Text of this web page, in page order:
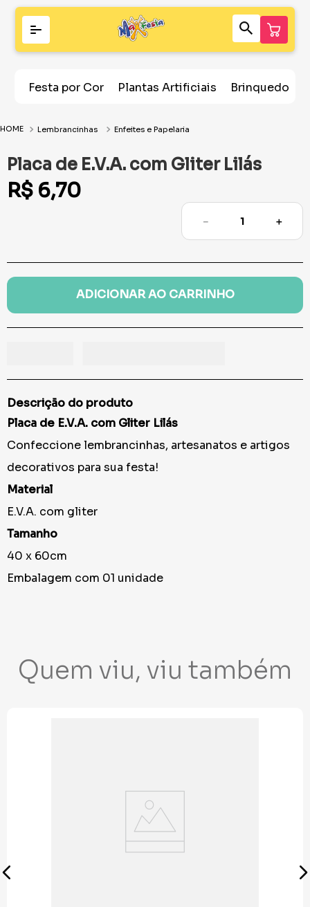
Festa por Cor Plantas Artificiais Brinquedos
Lembrancinhas Enfeites e Papelaria
Placa de E.V.A. com Gliter Lilás
R$ 6,70
＋
－
ADICIONAR AO CARRINHO
Descrição do produto
Placa de E.V.A. com Gliter Lilás
Confeccione lembrancinhas, artesanatos e artigos
decorativos para sua festa!
Material
E.V.A. com gliter
Tamanho
40 x 60cm
Embalagem com 01 unidade
Quem viu, viu também